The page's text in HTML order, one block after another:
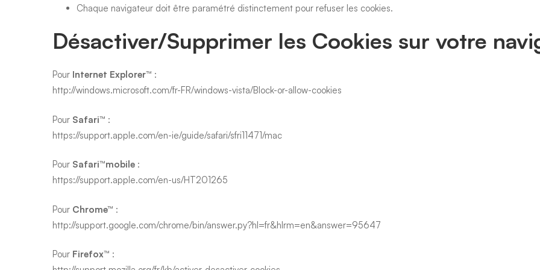
Chaque navigateur doit être paramétré distinctement pour refuser les cookies.
Désactiver/Supprimer les Cookies sur votre
Pour Internet Explorer™ :
http://windows.microsoft.com/fr-FR/windows-vista/Block-or-allow-cookies
Pour Safari™ :
https://support.apple.com/en-ie/guide/safari/sfri11471/mac
Pour Safari™mobile :
https://support.apple.com/en-us/HT201265
Pour Chrome™ :
http://support.google.com/chrome/bin/answer.py?hl=fr&hlrm=en&answer=95647
Pour Firefox™ :